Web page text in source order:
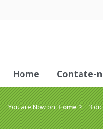
Home Contate-
You are Now on:Home­ > ­ 3